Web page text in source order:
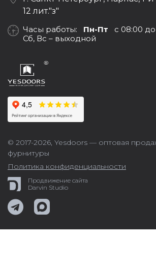
© 2017-2026, Yesdoors — оптовая
фурнитуры
Политика конфиденциальности
Продвижение сайта
Darvin Studio
12 лит."з"
Часы работы: Пн-Пт с 08:00
Сб, Вс – выходной